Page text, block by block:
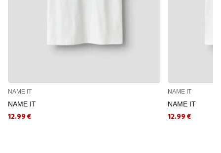
NAME IT
NAME IT
12.99 €
NAME IT
NAME IT
12.99 €